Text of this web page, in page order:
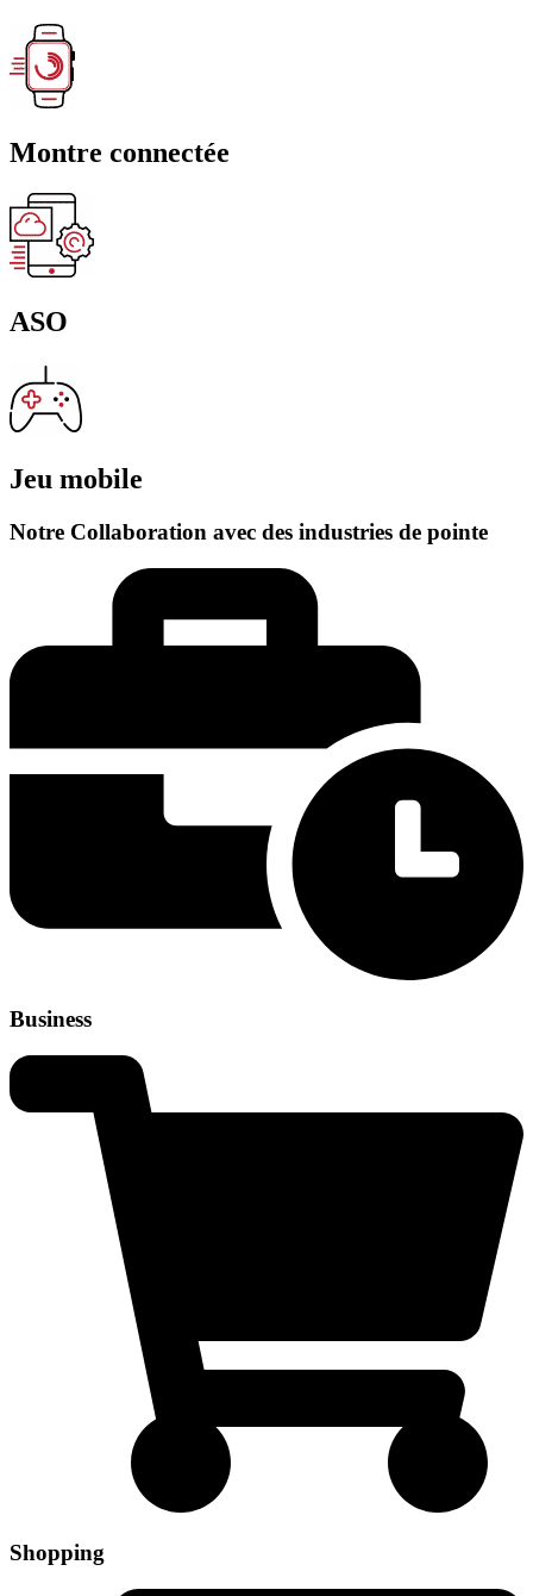
Montre connectée
ASO
Jeu mobile
Notre Collaboration avec des industries de pointe
Business
Shopping